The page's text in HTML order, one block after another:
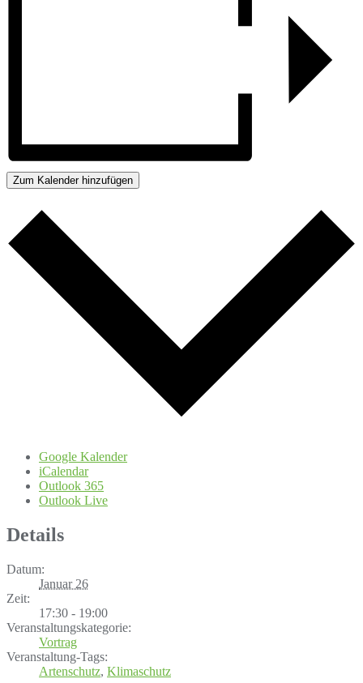
Zum Kalender hinzufügen
Google Kalender
iCalendar
Outlook 365
Outlook Live
Details
Datum:
Januar 26
Zeit:
17:30 - 19:00
Veranstaltungskategorie:
Vortrag
Veranstaltung-Tags:
Artenschutz, Klimaschutz